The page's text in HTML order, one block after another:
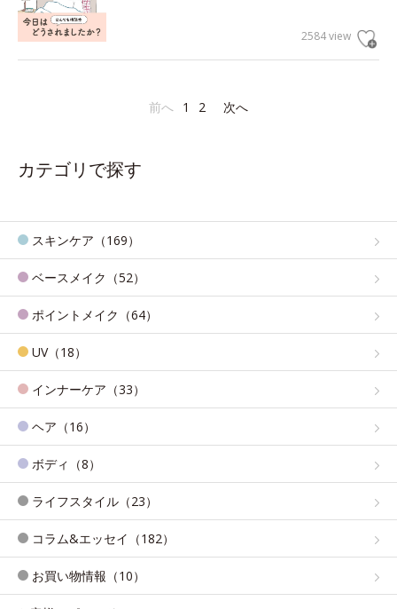
2584 view
前へ 1 2 次へ
カテゴリで探す
スキンケア（169）
ベースメイク（52）
ポイントメイク（64）
UV（18）
インナーケア（33）
ヘア（16）
ボディ（8）
ライフスタイル（23）
コラム&エッセイ（182）
お買い物情報（10）